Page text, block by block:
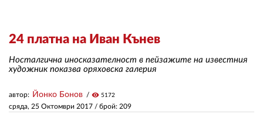
24 платна на Иван Кънев
Носталгична иносказателност в пейзажите на известния
художник показва оряховска галерия
сряда, 25 Октомври 2017 / брой: 209
автор: Йонко Бонов visibility 5172
ДРУГИ
АВТОРИ